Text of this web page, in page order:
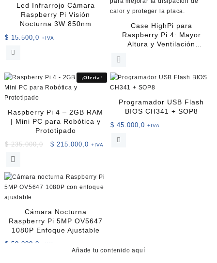
Led Infrarrojo Cámara
Raspberry Pi Visión
Nocturna 3W 850nm
$ 15.500,0 +IVA
Case HighPi para
Raspberry Pi 4: Mayor
Altura y Ventilación
¡Oferta!
Raspberry Pi 4 – 2GB RAM
| Mini PC para Robótica y
Prototipado
$235.000,0
El
era:
$ 235.000,0.
$ 215.000,0 El
es:
$ 215.000,0.
+IVA
Programador USB Flash
BIOS CH341 + SOP8
$ 45.000,0 +IVA
Cámara Nocturna
Raspberry Pi 5MP OV5647
1080P Enfoque Ajustable
$ 50.000,0 +IVA
Añade tu contenido aquí